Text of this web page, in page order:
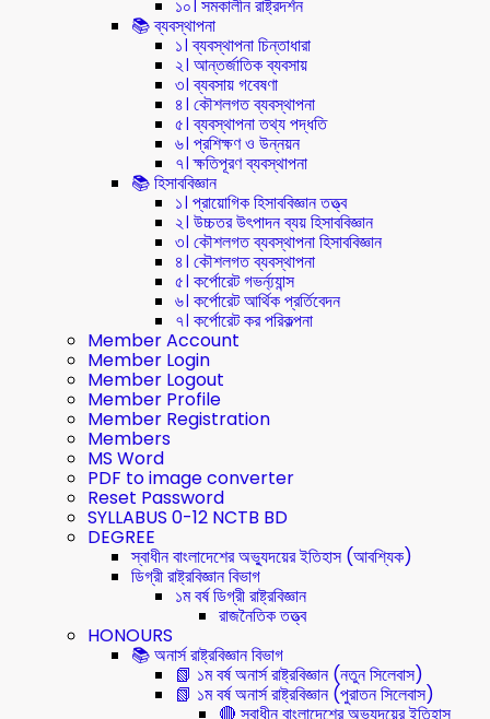
১০। সমকালীন রাষ্ট্রদর্শন
📚 ব্যবস্থাপনা
১। ব্যবস্থাপনা চিন্তাধারা
২। আন্তর্জাতিক ব্যবসায়
৩। ব্যবসায় গবেষণা
৪। কৌশলগত ব্যবস্থাপনা
৫। ব্যবস্থাপনা তথ্য পদ্ধতি
৬। প্রশিক্ষণ ও উন্নয়ন
৭। ক্ষতিপূরণ ব্যবস্থাপনা
📚 হিসাববিজ্ঞান
১। প্রায়োগিক হিসাববিজ্ঞান তত্ত্ব
২। উচ্চতর উৎপাদন ব্যয় হিসাববিজ্ঞান
৩। কৌশলগত ব্যবস্থাপনা হিসাববিজ্ঞান
৪। কৌশলগত ব্যবস্থাপনা
৫। কর্পোরেট গভর্ন্য্যান্স
৬। কর্পোরেট আর্থিক প্রর্তিবেদন
৭। কর্পোরেট কর পরিকল্পনা
Member Account
Member Login
Member Logout
Member Profile
Member Registration
Members
MS Word
PDF to image converter
Reset Password
SYLLABUS 0-12 NCTB BD
DEGREE
স্বাধীন বাংলাদেশের অভ্যুদয়ের ইতিহাস (আবশ্যিক)
ডিগ্রী রাষ্ট্রবিজ্ঞান বিভাগ
১ম বর্ষ ডিগ্রী রাষ্ট্রবিজ্ঞান
রাজনৈতিক তত্ত্ব
HONOURS
📚 অনার্স রাষ্ট্রবিজ্ঞান বিভাগ
📗 ১ম বর্ষ অনার্স রাষ্ট্রবিজ্ঞান (নতুন সিলেবাস)
📗 ১ম বর্ষ অনার্স রাষ্ট্রবিজ্ঞান (পুরাতন সিলেবাস)